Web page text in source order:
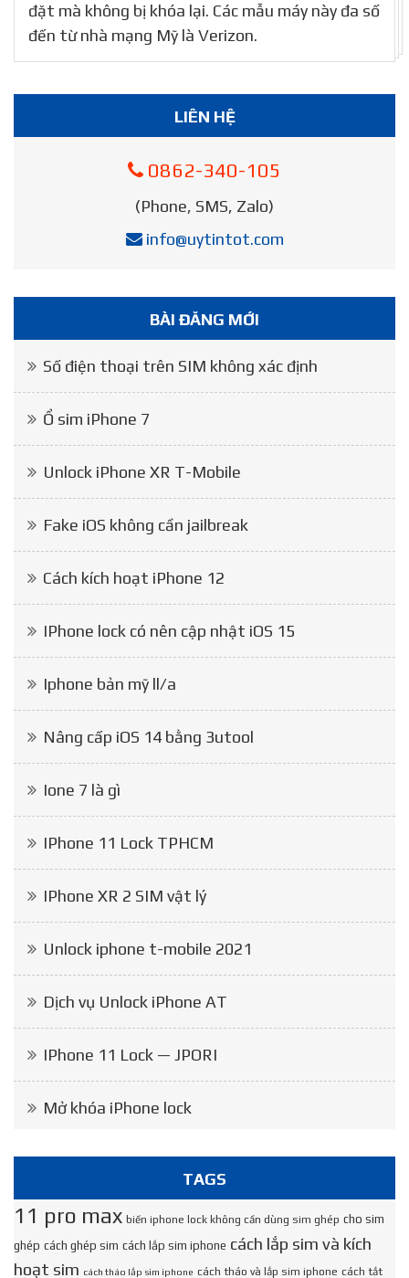
đặt mà không bị khóa lại. Các mẫu máy này đa số
đến từ nhà mạng Mỹ là Verizon.
LIÊN HỆ
0862-340-105
(Phone, SMS, Zalo)
info@uytintot.com
BÀI ĐĂNG MỚI
Số điện thoại trên SIM không xác định
Ổ sim iPhone 7
Unlock iPhone XR T-Mobile
Fake iOS không cần jailbreak
Cách kích hoạt iPhone 12
IPhone lock có nên cập nhật iOS 15
Iphone bản mỹ ll/a
Nâng cấp iOS 14 bằng 3utool
Ione 7 là gì
IPhone 11 Lock TPHCM
IPhone XR 2 SIM vật lý
Unlock iphone t-mobile 2021
Dịch vụ Unlock iPhone AT
IPhone 11 Lock — JPORI
Mở khóa iPhone lock
TAGS
11 pro max biến iphone lock không cần dùng sim ghép cho sim
ghép cách ghép sim cách lắp sim iphone cách lắp sim và kích
hoạt sim cách tháo lắp sim iphone cách tháo và lắp sim iphone cách tắt